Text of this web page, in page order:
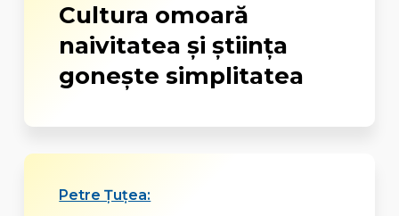
Cultura omoară
naivitatea şi ştiinţa
goneşte simplitatea
Petre Țuțea: